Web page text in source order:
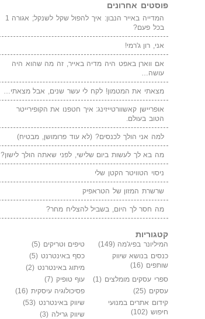
פוסטים אחרונים
המדייה באייר הנבון: איך להפול שקל לשנקל; אגורה 1
בכל פעם?
אני, רון ג'רמי!
אם ווארן באפט היה מדיה באייר, זה מה שהוא היה
עושה…
מצאתי את המטמון! לקח לי עשר שנים, אבל מצאתי…
אופריישן קאשוורטייזינג: איך חטפנו את הקופירייטר
הטוב בעולם.
למה אני הולך לכנסים? (לא עוד פרומושן, מבטיח)
מה בא לך לעשות ביום שלישי, לפני שאתה הולך לישון?
ניסוי הטוויטר הקטן שלי
שרשרת המזון של הטראפיק
מה חסר לך היום, בשביל להצליח מחר?
קטגוריות
המיליונר בפיג'מה (149) טיפים וטריקים (5)
כנסים בנושא שיווק
שותפים (16)
כסף באינטרנט (5)
מיתוג באינטרנט (2)
ספרי עסקים מומלצים (1) עוף טופיק (7)
עסקים (25) פסיכולוגיה עיסקית (16)
קידום אתרים במנועי
חיפוש (102)
שיווק באינטרנט (53)
שיווק גרילה (3)